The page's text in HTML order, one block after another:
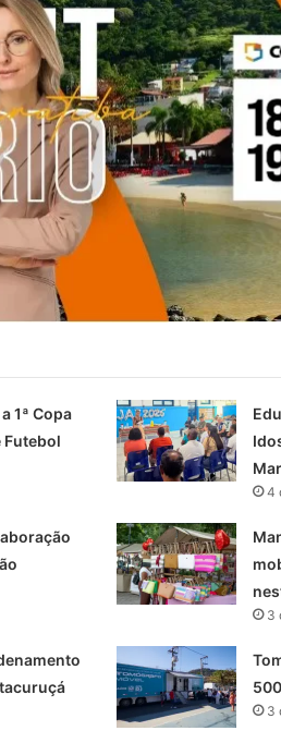
1ª Copa
Futebol
4
3
3